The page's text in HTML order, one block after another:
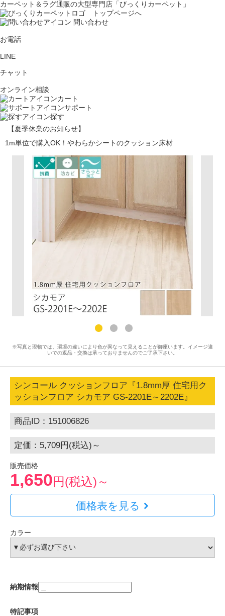
カーペット＆ラグ通販の大型専門店「びっくりカーペット」
問い合わせ
お電話
LINE
チャット
オンライン相談
カート
サポート
探す
【夏季休業のお知らせ】
1m単位で購入OK！やわらかシートのクッション床材
※写真と現物では、環境の違いにより色が異なって見えることが御座います。イメージ違
いでの返品・交換は承っておりませんのでご了承下さい。
シンコール クッションフロア『1.8mm厚 住宅用ク
ッションフロア シカモア GS-2201E～2202E』
商品ID：151006826
定価：5,709円(税込)～
販売価格
1,650円(税込)～
価格表を見る
カラー
納期情報
特記事項